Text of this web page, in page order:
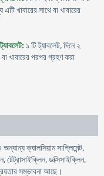
খাবারের সাথে বা খাবারের
১ টি ট্যাবলেট, দিনে ২
খাবারের পরপর গ্রহণ করা
ক্যালসিয়াম সাপ্লিমেন্ট,
টেট্রাসাইক্লিন, ডক্সিসাইক্লিন,
সম্ভাবনা আছে।